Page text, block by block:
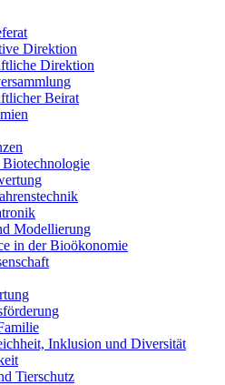
Direktion
Direktion
Beirat
Modellierung
in der Bioökonomie
Inklusion und Diversität
Tierschutz